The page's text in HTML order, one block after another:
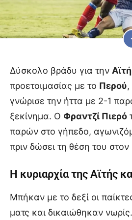
Δύσκολο βράδυ για την Αϊτή
προετοιμασίας με το Περού
γνώρισε την ήττα με 2-1
ξεκίνημα. Ο Φραντζί Πιερό
παρών στο γήπεδο,
πριν δώσει τη θέση του
Η κυριαρχία της Αϊτής
Μπήκαν με το δεξί οι
ματς και δικαιώθηκαν